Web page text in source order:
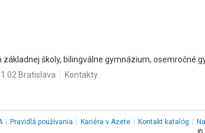
základnej školy, bilingválne gymnázium, osemročné
02 Bratislava Kontakty
Pravidlá používania Kariéra v Azete Kontakt katalóg